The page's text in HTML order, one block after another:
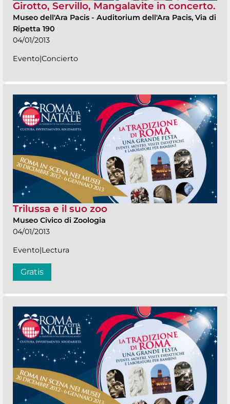
Girotto, Servillo, Mangalavite in concerto.
Museo dell'Ara Pacis - Auditorium dell'Ara Pacis, Via di
Ripetta 190
04/01/2013
Evento|Concierto
Trilussa e il suo zoo
Museo Civico di Zoologia
04/01/2013
Evento|Lectura
Gratis